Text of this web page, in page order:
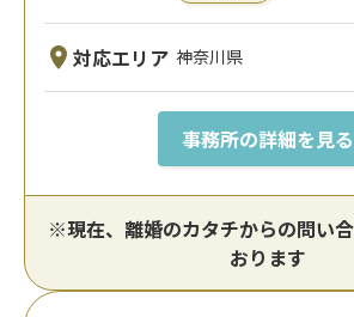
対応エリア 神奈川県
事務所の詳細を見る
※現在、離婚のカタチからの問い
おります